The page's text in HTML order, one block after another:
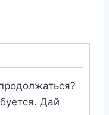
Дай